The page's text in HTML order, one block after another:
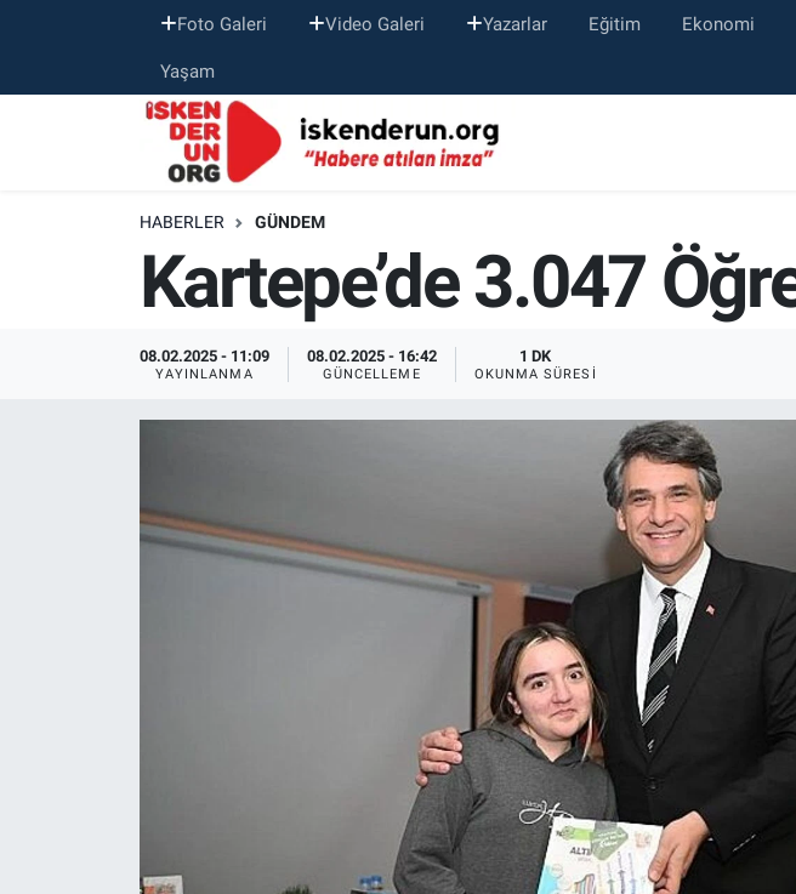
Foto Galeri Video Galeri Yazarlar Eğitim Ekonomi
Yaşam
HABERLER GÜNDEM
Kartepe’de 3.047
08.02.2025 - 11:09
YAYINLANMA
08.02.2025 - 16:42
GÜNCELLEME
1 DK
OKUNMA SÜRESI